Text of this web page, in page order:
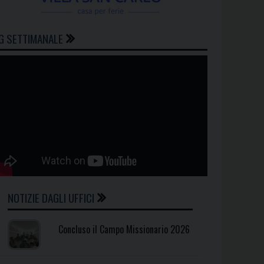
SETTIMANALE
NOTIZIE DAGLI UFFICI
Concluso il Campo Missionario 2026